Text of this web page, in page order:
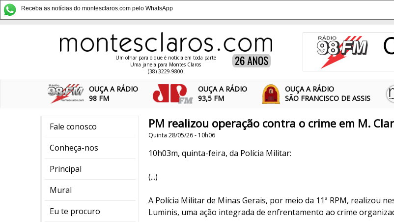
Receba as notícias do montesclaros.com pelo WhatsApp
Um olhar para o que é notícia em toda parte
Uma janela para Montes Claros
(38) 3229-9800
OUÇA A RÁDIO
98 FM
OUÇA A RÁDIO
93,5 FM
OUÇA A RÁDIO
SÃO FRANCISCO DE ASSIS
Fale conosco
Conheça-nos
Principal
Mural
Eu te procuro
PM realizou operação contra o crime em M.
Quinta 28/05/26 - 10h06
10h03m, quinta-feira, da Polícia Militar:
(...)
A Polícia Militar de Minas Gerais, por meio da 11ª RPM, realizou
Luminis, uma ação integrada de enfrentamento ao crime